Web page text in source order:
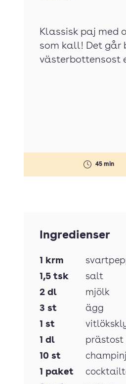
45 min
Klassisk paj med
som kall! Det
västerbottensost
Ingredienser
1 krm
1,5 tsk
salt
2 dl
mjölk
3 st
ägg
1 st
1 dl
prästost
10 st
1 paket